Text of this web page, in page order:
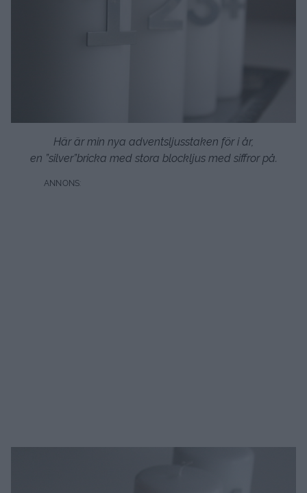
Här är min nya adventsljusstaken för i år,
en ”silver”bricka med stora blockljus med siffror på.